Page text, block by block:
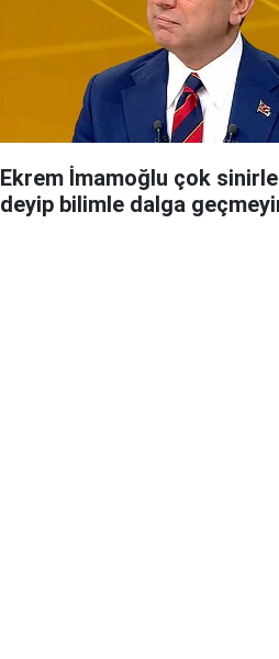
Ekrem İmamoğlu çok
deyip bilimle dalga